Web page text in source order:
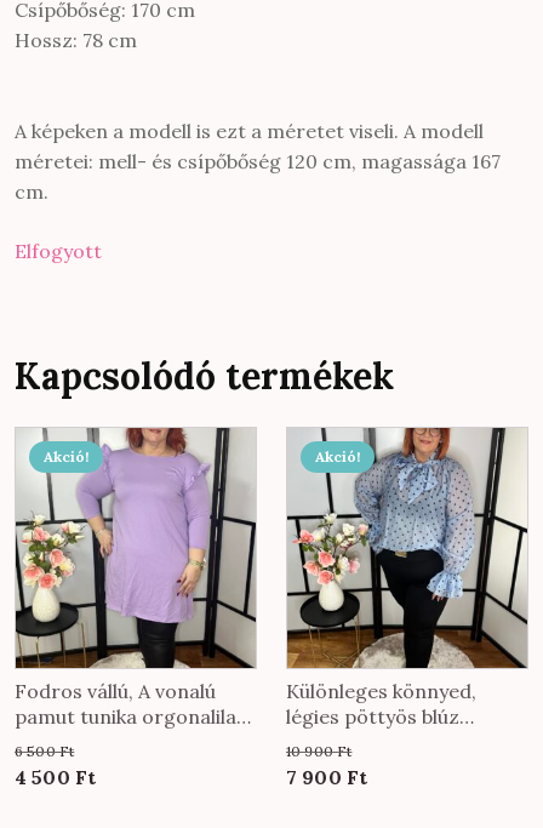
Csípőbőség: 170 cm
Hossz: 78 cm
A képeken a modell is ezt a méretet viseli. A modell
méretei: mell- és csípőbőség 120 cm, magassága 167
cm.
Elfogyott
Kapcsolódó termékek
Akció!
Fodros vállú, A vonalú
pamut tunika orgonalila
színben
6 500Ft
Original
4 500 FtCurrent
Akció!
Különleges könnyed,
légies pöttyös blúz
nyaknál megköthető
fazonnal felhőkék színben
10 900Ft
Original
7 900 FtCurrent